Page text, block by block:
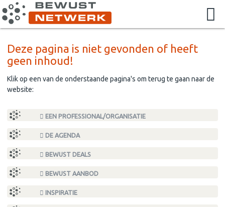
Deze pagina is niet gevonden of heeft
geen inhoud!
Klik op een van de onderstaande pagina's om terug te gaan naar de
website:
EEN PROFESSIONAL/ORGANISATIE
DE AGENDA
BEWUST DEALS
BEWUST AANBOD
INSPIRATIE